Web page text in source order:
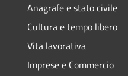
Anagrafe e stato civile
Cultura e tempo libero
Vita lavorativa
Imprese e Commercio